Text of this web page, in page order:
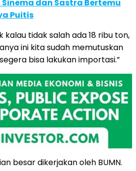
Sinema dan Sastra Bertemu
Puitis
kalau tidak salah ada 18 ribu ton,
ini kita sudah memutuskan
bisa lakukan importasi.”
besar dikerjakan oleh BUMN.